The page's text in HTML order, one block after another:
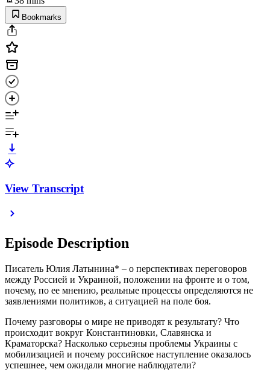
Bookmarks
View Transcript
Episode Description
Писатель Юлия Латынина* – о перспективах переговоров
между Россией и Украиной, положении на фронте и о том,
почему, по ее мнению, реальные процессы определяются не
заявлениями политиков, а ситуацией на поле боя.
Почему разговоры о мире не приводят к результату? Что
происходит вокруг Константиновки, Славянска и
Краматорска? Насколько серьезны проблемы Украины с
мобилизацией и почему российское наступление оказалось
успешнее, чем ожидали многие наблюдатели?